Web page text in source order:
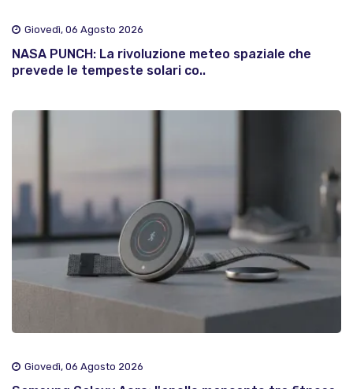
Giovedì, 06 Agosto 2026
NASA PUNCH: La rivoluzione meteo spaziale che
prevede le tempeste solari co..
Giovedì, 06 Agosto 2026